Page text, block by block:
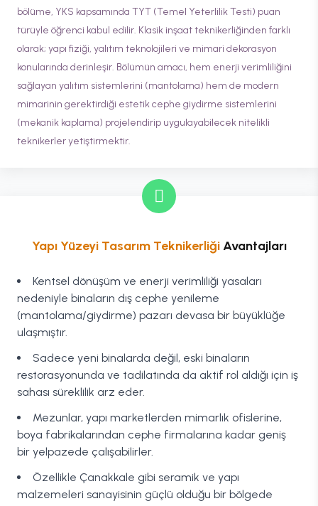
bölüme, YKS kapsamında TYT (Temel Yeterlilik Testi) puan
türüyle öğrenci kabul edilir. Klasik inşaat teknikerliğinden farklı
olarak; yapı fiziği, yalıtım teknolojileri ve mimari dekorasyon
konularında derinleşir. Bölümün amacı, hem enerji verimliliğini
sağlayan yalıtım sistemlerini (mantolama) hem de modern
mimarinin gerektirdiği estetik cephe giydirme sistemlerini
(mekanik kaplama) projelendirip uygulayabilecek nitelikli
teknikerler yetiştirmektir.
Yapı Yüzeyi Tasarım TeknikerliğiAvantajları
Kentsel dönüşüm ve enerji verimliliği yasaları
nedeniyle binaların dış cephe yenileme
(mantolama/giydirme) pazarı devasa bir büyüklüğe
ulaşmıştır.
Sadece yeni binalarda değil, eski binaların
restorasyonunda ve tadilatında da aktif rol aldığı için iş
sahası süreklilik arz eder.
Mezunlar, yapı marketlerden mimarlık ofislerine,
boya fabrikalarından cephe firmalarına kadar geniş
bir yelpazede çalışabilirler.
Özellikle Çanakkale gibi seramik ve yapı
malzemeleri sanayisinin güçlü olduğu bir bölgede